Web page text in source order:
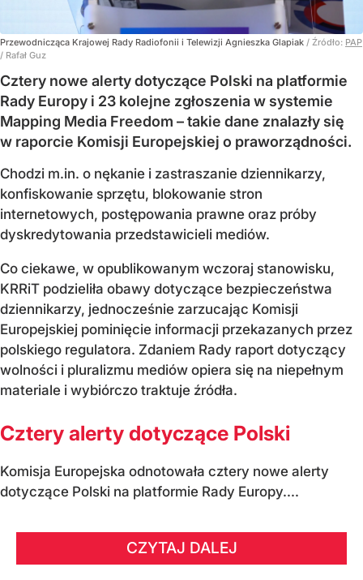
Przewodnicząca Krajowej Rady Radiofonii i Telewizji Agnieszka Glapiak / Źródło: PAP
/ Rafał Guz
Cztery nowe alerty dotyczące Polski na platformie
Rady Europy i 23 kolejne zgłoszenia w systemie
Mapping Media Freedom – takie dane znalazły się
w raporcie Komisji Europejskiej o praworządności.
Chodzi m.in. o nękanie i zastraszanie dziennikarzy,
konfiskowanie sprzętu, blokowanie stron
internetowych, postępowania prawne oraz próby
dyskredytowania przedstawicieli mediów.
Co ciekawe, w opublikowanym wczoraj stanowisku,
KRRiT podzieliła obawy dotyczące bezpieczeństwa
dziennikarzy, jednocześnie zarzucając Komisji
Europejskiej pominięcie informacji przekazanych przez
polskiego regulatora. Zdaniem Rady raport dotyczący
wolności i pluralizmu mediów opiera się na niepełnym
materiale i wybiórczo traktuje źródła.
Cztery alerty dotyczące Polski
Komisja Europejska odnotowała cztery nowe alerty
dotyczące Polski na platformie Rady Europy....
CZYTAJ DALEJ